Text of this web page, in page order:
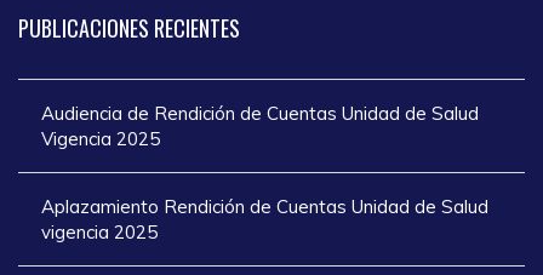
PUBLICACIONES RECIENTES
Audiencia de Rendición de Cuentas Unidad de Salud
Vigencia 2025
Aplazamiento Rendición de Cuentas Unidad de Salud
vigencia 2025